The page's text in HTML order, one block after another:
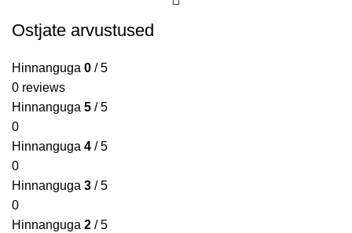
Ostjate arvustused
Hinnanguga 0 / 5
0 reviews
Hinnanguga 5 / 5
0
Hinnanguga 4 / 5
0
Hinnanguga 3 / 5
0
Hinnanguga 2 / 5